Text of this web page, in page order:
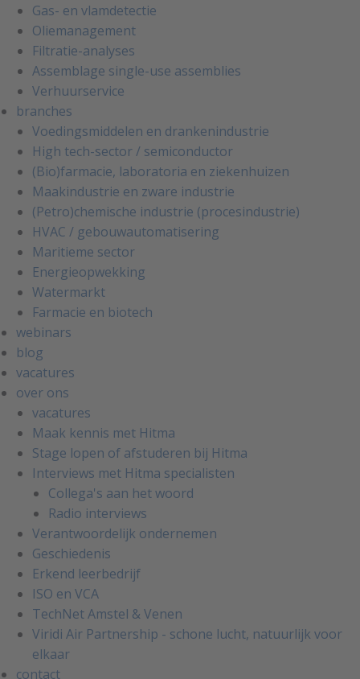
Gas- en vlamdetectie
Oliemanagement
Filtratie-analyses
Assemblage single-use assemblies
Verhuurservice
branches
Voedingsmiddelen en drankenindustrie
High tech-sector / semiconductor
(Bio)farmacie, laboratoria en ziekenhuizen
Maakindustrie en zware industrie
(Petro)chemische industrie (procesindustrie)
HVAC / gebouwautomatisering
Maritieme sector
Energieopwekking
Watermarkt
Farmacie en biotech
webinars
blog
vacatures
over ons
vacatures
Maak kennis met Hitma
Stage lopen of afstuderen bij Hitma
Interviews met Hitma specialisten
Collega's aan het woord
Radio interviews
Verantwoordelijk ondernemen
Geschiedenis
Erkend leerbedrijf
ISO en VCA
TechNet Amstel & Venen
Viridi Air Partnership - schone lucht, natuurlijk voor
elkaar
contact